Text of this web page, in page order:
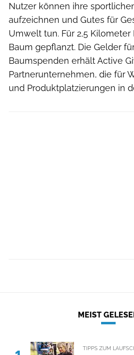
Nutzer können ihre
aufzeichnen und Gutes für
Umwelt tun. Für 2,5
Baum gepflanzt. Die Gelder
Baumspenden erhält Active
Partnerunternehmen, die für
und Produktplatzierungen in
MEIST
TIPPS ZUM